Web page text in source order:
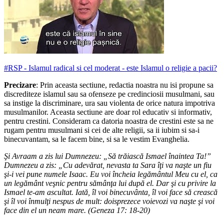
#RSP - Islamul radical si cel moderat - este Islamul o religie a pacii?
Precizare: Prin aceasta sectiune, redactia noastra nu isi propune sa
discrediteze islamul sau sa ofenseze pe credinciosii musulmani, sau
sa instige la discriminare, ura sau violenta de orice natura impotriva
musulmanilor. Aceasta sectiune are doar rol educativ si informativ,
pentru crestini. Consideram ca datoria noastra de crestini este sa ne
rugam pentru musulmani si cei de alte religii, sa ii iubim si sa-i
binecuvantam, sa le facem bine, si sa le vestim Evanghelia.
Şi Avraam a zis lui Dumnezeu: „Să trăiască Ismael înaintea Ta!”
Dumnezeu a zis: „Cu adevărat, nevasta ta Sara îţi va naşte un fiu
şi-i vei pune numele Isaac. Eu voi încheia legământul Meu cu el, ca
un legământ veşnic pentru sămânţa lui după el. Dar şi cu privire la
Ismael te-am ascultat. Iată, îl voi binecuvânta, îl voi face să crească
şi îl voi înmulţi nespus de mult: doisprezece voievozi va naşte şi voi
face din el un neam mare. (Geneza 17: 18-20)